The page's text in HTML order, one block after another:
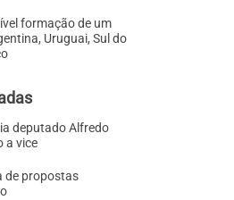
formação de um
Uruguai, Sul do
deputado Alfredo
a vice
de propostas